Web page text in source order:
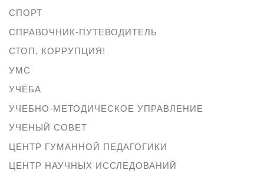
СПОРТ
СПРАВОЧНИК-ПУТЕВОДИТЕЛЬ
СТОП, КОРРУПЦИЯ!
УМС
УЧЁБА
УЧЕБНО-МЕТОДИЧЕСКОЕ УПРАВЛЕНИЕ
УЧЕНЫЙ СОВЕТ
ЦЕНТР ГУМАННОЙ ПЕДАГОГИКИ
ЦЕНТР НАУЧНЫХ ИССЛЕДОВАНИЙ